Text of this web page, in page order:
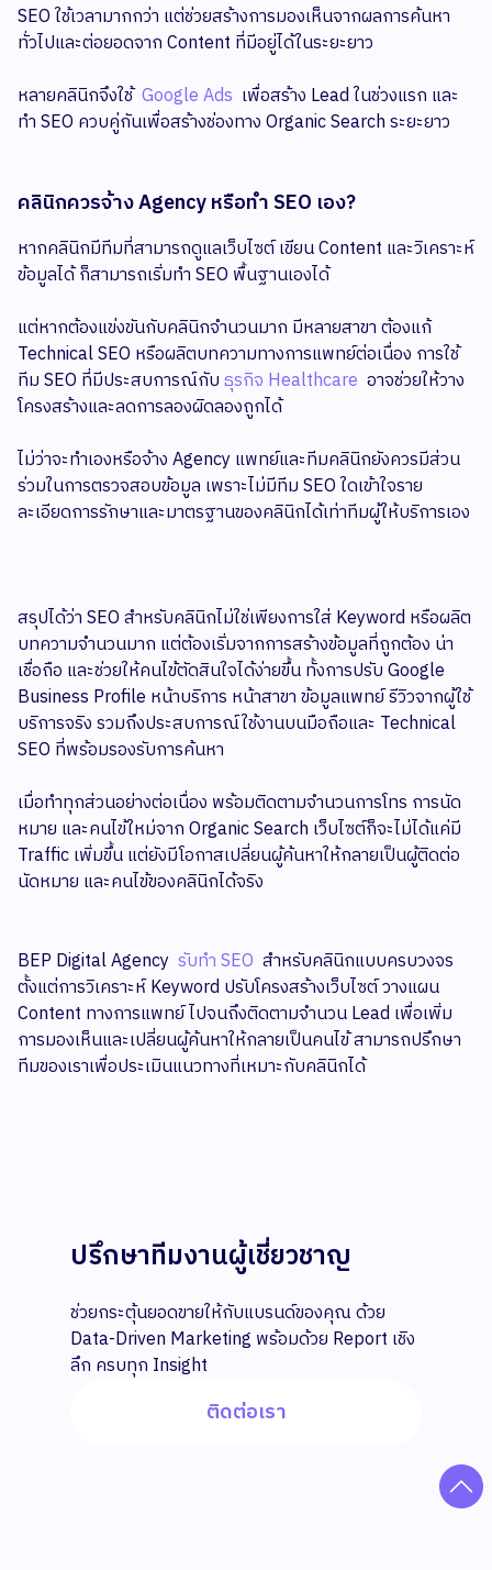
SEO ใช้เวลามากกว่า แต่ช่วยสร้างการมองเห็นจากผลการค้นหา
ทั่วไปและต่อยอดจาก Content ที่มีอยู่ได้ในระยะยาว
หลายคลินิกจึงใช้Google Ads เพื่อสร้าง Lead ในช่วงแรก และ
ทำ SEO ควบคู่กันเพื่อสร้างช่องทาง Organic Search ระยะยาว
คลินิกควรจ้าง Agency หรือทำ SEO เอง?
หากคลินิกมีทีมที่สามารถดูแลเว็บไซต์ เขียน Content และวิเคราะห์
ข้อมูลได้ ก็สามารถเริ่มทำ SEO พื้นฐานเองได้
แต่หากต้องแข่งขันกับคลินิกจำนวนมาก มีหลายสาขา ต้องแก้
Technical SEO หรือผลิตบทความทางการแพทย์ต่อเนื่อง การใช้
ทีม SEO ที่มีประสบการณ์กับธุรกิจ Healthcare อาจช่วยให้วาง
โครงสร้างและลดการลองผิดลองถูกได้
ไม่ว่าจะทำเองหรือจ้าง Agency แพทย์และทีมคลินิกยังควรมีส่วน
ร่วมในการตรวจสอบข้อมูล เพราะไม่มีทีม SEO ใดเข้าใจราย
ละเอียดการรักษาและมาตรฐานของคลินิกได้เท่าทีมผู้ให้บริการเอง
สรุปได้ว่า SEO สำหรับคลินิกไม่ใช่เพียงการใส่ Keyword หรือผลิต
บทความจำนวนมาก แต่ต้องเริ่มจากการสร้างข้อมูลที่ถูกต้อง น่า
เชื่อถือ และช่วยให้คนไข้ตัดสินใจได้ง่ายขึ้น ทั้งการปรับ Google
Business Profile หน้าบริการ หน้าสาขา ข้อมูลแพทย์ รีวิวจากผู้ใช้
บริการจริง รวมถึงประสบการณ์ใช้งานบนมือถือและ Technical
SEO ที่พร้อมรองรับการค้นหา
เมื่อทำทุกส่วนอย่างต่อเนื่อง พร้อมติดตามจำนวนการโทร การนัด
หมาย และคนไข้ใหม่จาก Organic Search เว็บไซต์ก็จะไม่ได้แค่มี
Traffic เพิ่มขึ้น แต่ยังมีโอกาสเปลี่ยนผู้ค้นหาให้กลายเป็นผู้ติดต่อ
นัดหมาย และคนไข้ของคลินิกได้จริง
BEP Digital Agency รับทำ SEO สำหรับคลินิกแบบครบวงจร
ตั้งแต่การวิเคราะห์ Keyword ปรับโครงสร้างเว็บไซต์ วางแผน
Content ทางการแพทย์ ไปจนถึงติดตามจำนวน Lead เพื่อเพิ่ม
การมองเห็นและเปลี่ยนผู้ค้นหาให้กลายเป็นคนไข้ สามารถปรึกษา
ทีมของเราเพื่อประเมินแนวทางที่เหมาะกับคลินิกได้
ปรึกษาทีมงานผู้เชี่ยวชาญ
ช่วยกระตุ้นยอดขายให้กับแบรนด์ของคุณ ด้วย
Data-Driven Marketing พร้อมด้วย Report เชิง
ลึก ครบทุก Insight
ติดต่อเรา